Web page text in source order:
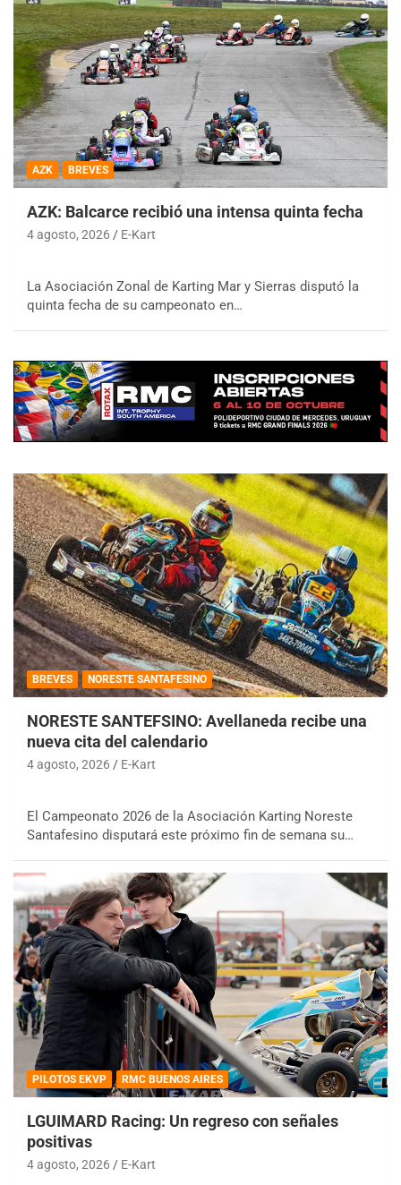
AZK BREVES
AZK: Balcarce recibió una intensa quinta fecha
4 agosto, 2026 E-Kart
La Asociación Zonal de Karting Mar y Sierras disputó la
quinta fecha de su campeonato en…
BREVES NORESTE SANTAFESINO
NORESTE SANTEFSINO: Avellaneda recibe una
nueva cita del calendario
4 agosto, 2026 E-Kart
El Campeonato 2026 de la Asociación Karting Noreste
Santafesino disputará este próximo fin de semana su…
PILOTOS EKVP RMC BUENOS AIRES
LGUIMARD Racing: Un regreso con señales
positivas
4 agosto, 2026 E-Kart